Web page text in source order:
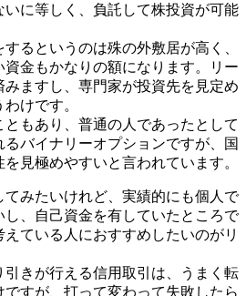
に等しく、負託して株投資が可能
るというのは殊の外敷居が高く、
資金もかなりの額になります。リー
みますし、専門家が投資先を見定め
けです。
もあり、普通の人であったとして
るバイナリーオプションですが、国
見極めやすいと言われています。
てみたいけれど、実績的にも個人で
、自己資金を有していたところで
ている人におすすめしたいのがリ
引きが行える信用取引は、うまく転
すが、打って変わって失敗したら